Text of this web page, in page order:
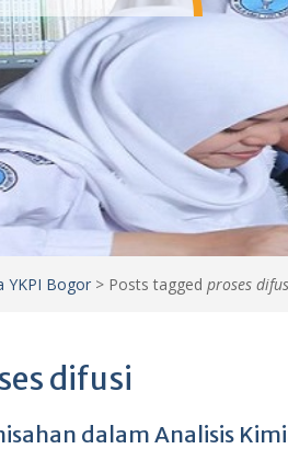
YKPI Bogor > Posts tagged proses
difusi
dalam Analisis